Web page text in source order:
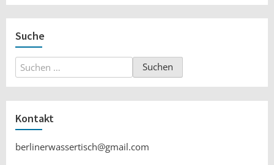
Suche
Suchen
nach:
Kontakt
berlinerwassertisch@gmail.com